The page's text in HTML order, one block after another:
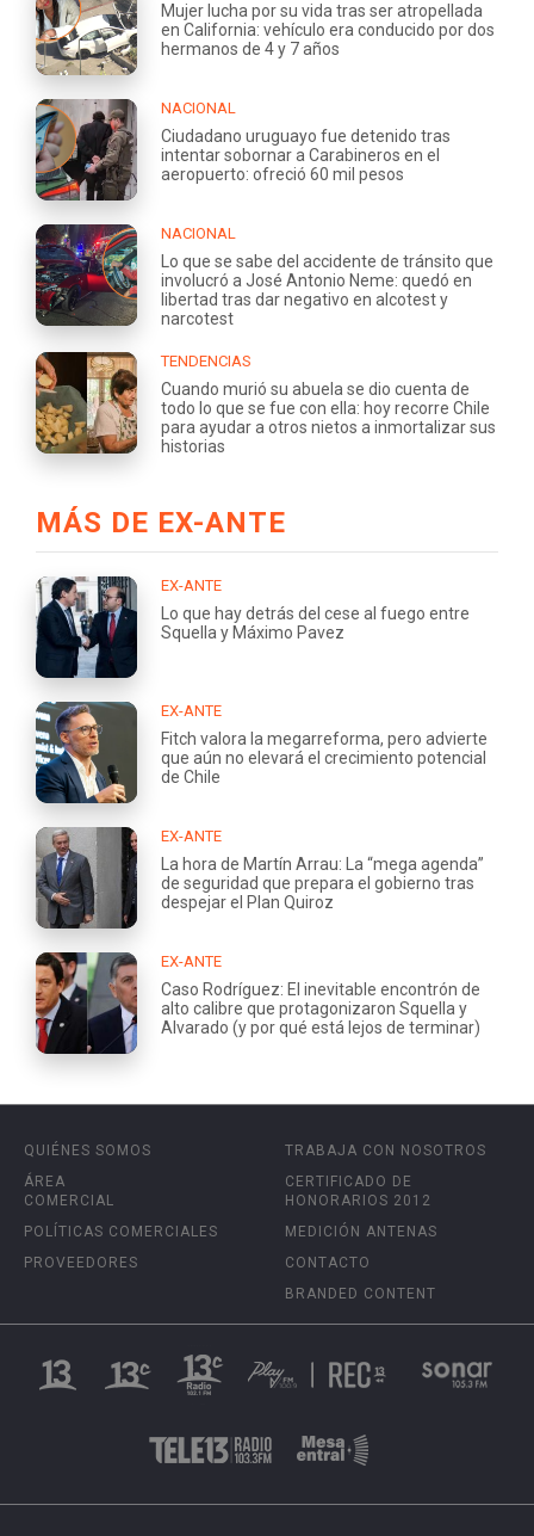
Mujer lucha por su vida tras ser atropellada
en California: vehículo era conducido por dos
hermanos de 4 y 7 años
NACIONAL
Ciudadano uruguayo fue detenido tras
intentar sobornar a Carabineros en el
aeropuerto: ofreció 60 mil pesos
NACIONAL
Lo que se sabe del accidente de tránsito que
involucró a José Antonio Neme: quedó en
libertad tras dar negativo en alcotest y
narcotest
TENDENCIAS
Cuando murió su abuela se dio cuenta de
todo lo que se fue con ella: hoy recorre Chile
para ayudar a otros nietos a inmortalizar sus
historias
MÁS DE EX-ANTE
EX-ANTE
Lo que hay detrás del cese al fuego entre
Squella y Máximo Pavez
EX-ANTE
Fitch valora la megarreforma, pero advierte
que aún no elevará el crecimiento potencial
de Chile
EX-ANTE
La hora de Martín Arrau: La “mega agenda”
de seguridad que prepara el gobierno tras
despejar el Plan Quiroz
EX-ANTE
Caso Rodríguez: El inevitable encontrón de
alto calibre que protagonizaron Squella y
Alvarado (y por qué está lejos de terminar)
QUIÉNES SOMOS
ÁREA
COMERCIAL
POLÍTICAS COMERCIALES
PROVEEDORES
TRABAJA CON NOSOTROS
CERTIFICADO DE
HONORARIOS 2012
MEDICIÓN ANTENAS
CONTACTO
BRANDED CONTENT